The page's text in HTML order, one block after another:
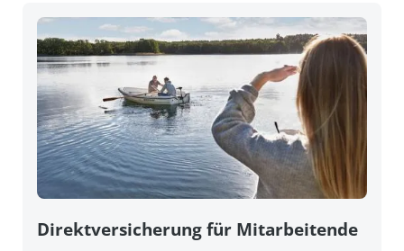
Direkt­versicherung für Mitarbeitende